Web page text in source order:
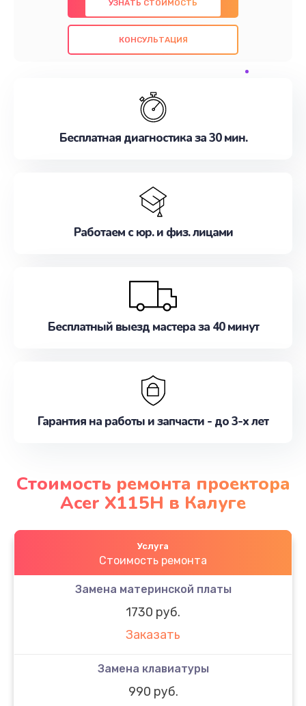
использованием оригинальных компонентов, а
также гарантируем качество всех
проведенных работ. Наша цель - предоставить
наилучшим образом. Не медлите записаться на
УЗНАТЬ СТОИМОСТЬ
КОНСУЛЬТАЦИЯ
Бесплатная диагностика за 30 мин.
Работаем с юр. и физ. лицами
Бесплатный выезд мастера за 40 минут
Гарантия на работы и запчасти - до 3-х лет
Стоимость ремонта проектора
Acer X115H в Калуге
Услуга
Стоимость ремонта
Замена материнской платы
1730 руб.
Заказать
Замена клавиатуры
990 руб.